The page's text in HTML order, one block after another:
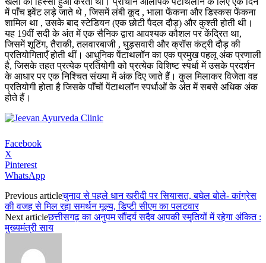
में पाँच इवेंट लड़े जाते थे , जिसमें लंबी कूद , भाला फेंकना और डिस्कस फेंकना
शामिल था , उसके बाद स्टेडियन (एक छोटी पैदल दौड़) और कुश्ती होती थी।
यह 19वीं सदी के अंत में एक सैनिक द्वारा आवश्यक कौशल पर केंद्रित था,
जिसमें शूटिंग, तैराकी, तलवारबाजी , घुड़सवारी और क्रॉस कंट्री दौड़ की
प्रतियोगिताएँ होती थीं। आधुनिक पेंटाथलॉन का एक प्रमुख पहलू अंक प्रणाली
है, जिसके तहत प्रत्येक प्रतियोगी को प्रत्येक विशिष्ट स्पर्धा में उसके प्रदर्शन
के आधार पर एक निश्चित संख्या में अंक दिए जाते हैं। कुल मिलाकर विजेता वह
प्रतियोगी होता है जिसके पाँचों पेंटाथलॉन स्पर्धाओं के अंत में सबसे अधिक अंक
होते हैं।
Facebook
X
Pinterest
WhatsApp
Previous articleचुनाव से पहले धान खरीदी पर सियासत, बघेल बोले- कांग्रेस
की वजह से मिल रहा समर्थन मूल्य, डिप्टी सीएम का पलटवार
Next articleछत्तीसगढ़ का अनुपम सौंदर्य सदैव आपकी स्मृतियों में रहेगा अंकित :
मुख्यमंत्री साय